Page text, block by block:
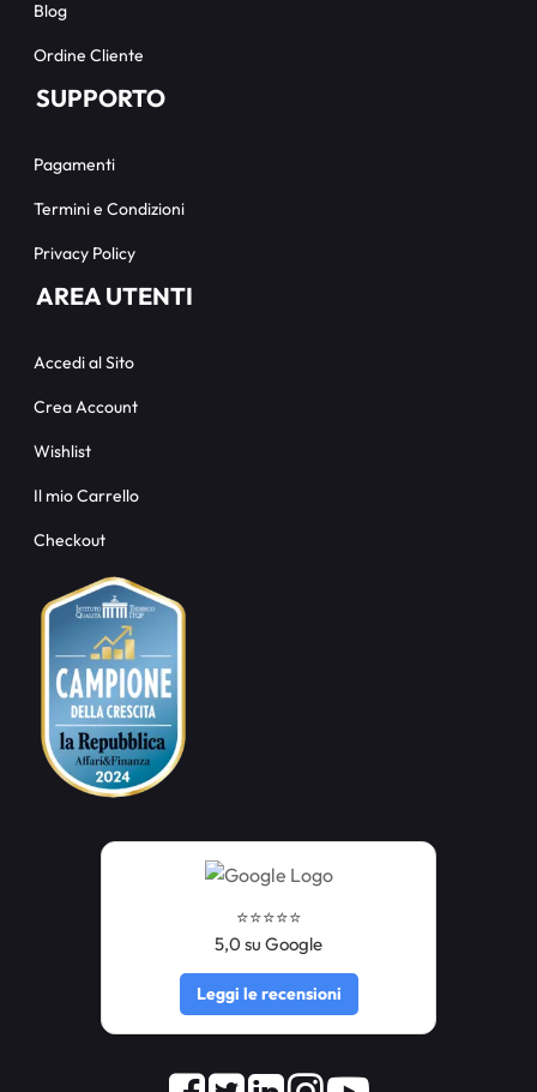
Blog
Ordine Cliente
SUPPORTO
Pagamenti
Termini e Condizioni
Privacy Policy
AREA UTENTI
Accedi al Sito
Crea Account
Wishlist
Il mio Carrello
Checkout
⭐️⭐️⭐️⭐️⭐️
5,0 su Google
Leggi le recensioni
Facebook
TwitterLinkedInInstagram
Youtube